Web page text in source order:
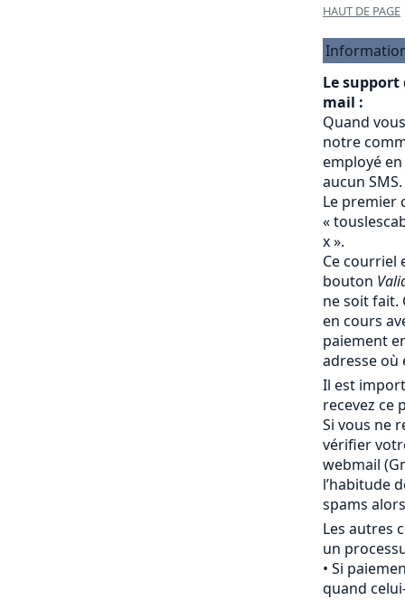
HAUT DE PAGE
Le
mail :
Quand
notre
employé en
aucun SMS.
Le premier
«
x ».
Ce courriel
bouton
ne soit fait.
en cours
paiement
adresse où
Il est
recevez ce
Si vous ne
vérifier
webmail
l’habitude
spams
Les autres
un
Si
quand